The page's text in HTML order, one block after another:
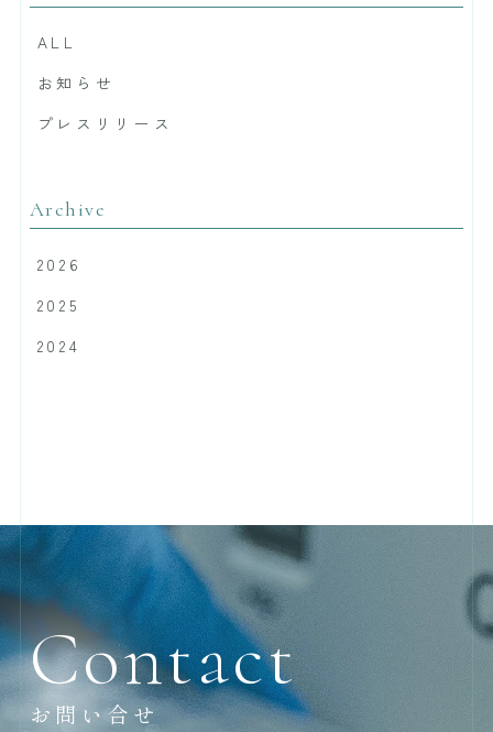
ALL
お知らせ
プレスリリース
Archive
2026
2025
2024
Contact
お問い合せ